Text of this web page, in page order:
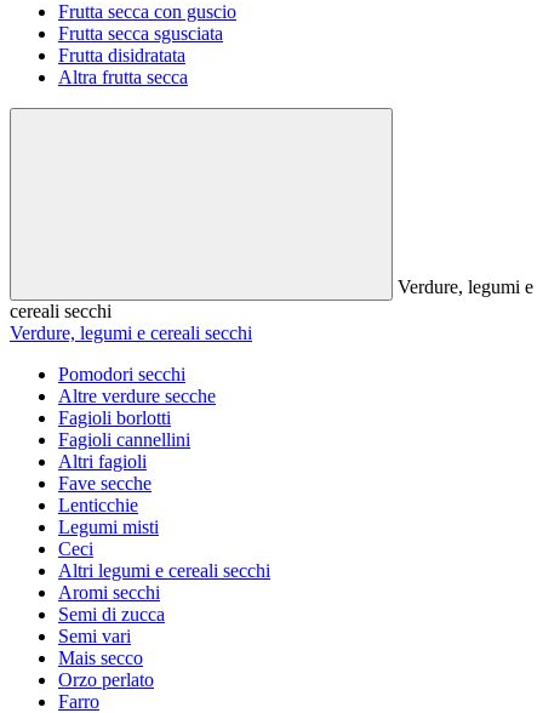
Frutta secca con guscio
Frutta secca sgusciata
Frutta disidratata
Altra frutta secca
Verdure, legumi e
cereali secchi
Verdure, legumi e cereali secchi
Pomodori secchi
Altre verdure secche
Fagioli borlotti
Fagioli cannellini
Altri fagioli
Fave secche
Lenticchie
Legumi misti
Ceci
Altri legumi e cereali secchi
Aromi secchi
Semi di zucca
Semi vari
Mais secco
Orzo perlato
Farro